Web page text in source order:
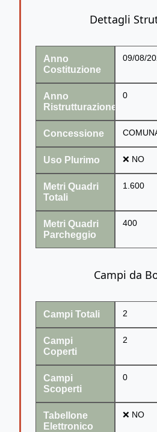
Dettagli
Anno
Costituzione
09/08/
Anno
Ristrutturazione
0
Concessione
Uso Plurimo ❌ NO
Metri Quadri
Totali
1.600
Metri Quadri
Parcheggio
400
Campi da
Campi Totali 2
Campi
Coperti
2
Campi
Scoperti
0
Tabellone
Elettronico
❌ NO